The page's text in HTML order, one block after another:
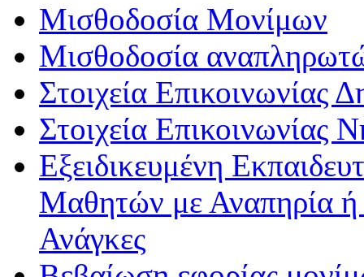
Μισθοδοσία Μονίμων
Μισθοδοσία
Στοιχεία Επικοινωνίας
Στοιχεία Επικοινωνίας
Εξειδικευμένη
Μαθητών με Αναπηρία ή /
Ανάγκες